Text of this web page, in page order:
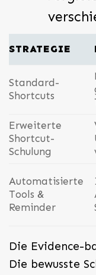
STRATEGIE
Standard-
Shortcuts
Erweiterte
Shortcut-
Schulung
Automatisierte
Tools &
Reminder
Die Evidence-
Die bewusste